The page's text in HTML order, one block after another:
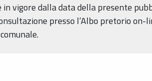
in vigore dalla data della presente
presso l’Albo pretorio on-